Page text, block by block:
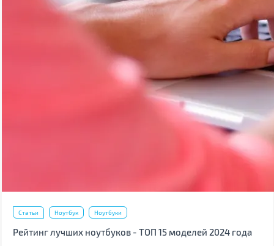
Статьи Ноутбук Ноутбуки
Рейтинг лучших ноутбуков - ТОП 15 моделей 2024 года